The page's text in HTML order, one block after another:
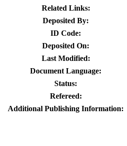
Related Links:
Deposited By:
ID Code:
Deposited On:
Last Modified:
Document Language:
Status:
Refereed:
Additional Publishing Information: